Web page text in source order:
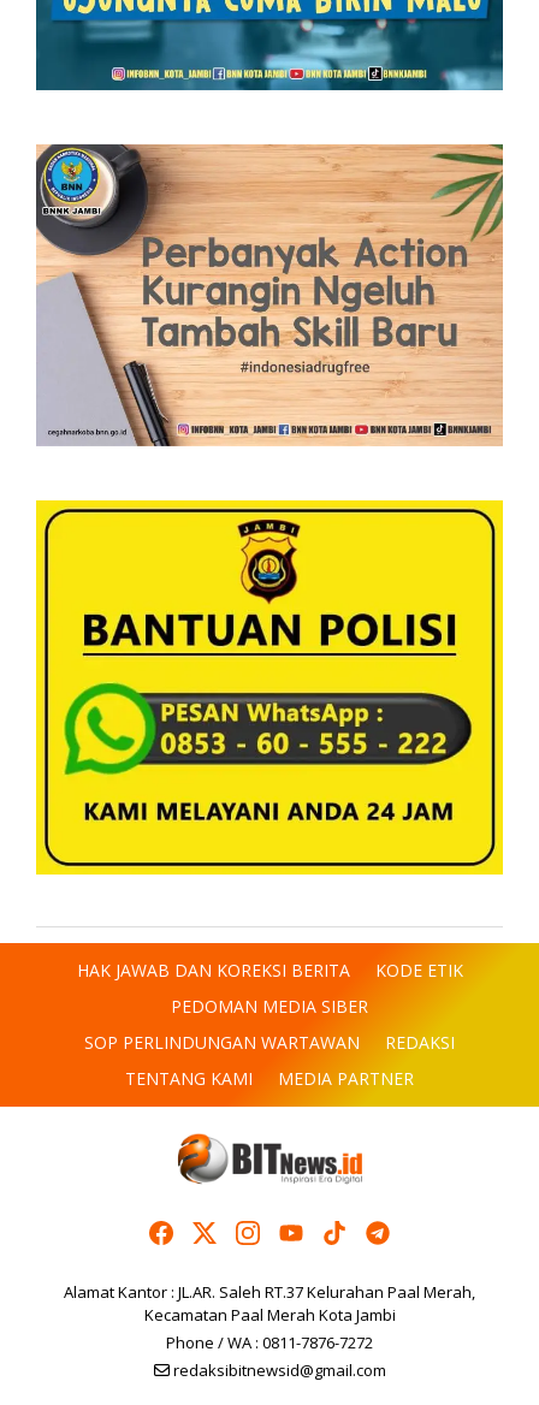
HAK JAWAB DAN KOREKSI BERITA
KODE ETIK
PEDOMAN MEDIA SIBER
SOP PERLINDUNGAN WARTAWAN
REDAKSI
TENTANG KAMI
MEDIA PARTNER
Alamat Kantor : JL.AR. Saleh RT.37 Kelurahan Paal Merah,
Kecamatan Paal Merah Kota Jambi
Phone / WA : 0811-7876-7272
redaksibitnewsid@gmail.com